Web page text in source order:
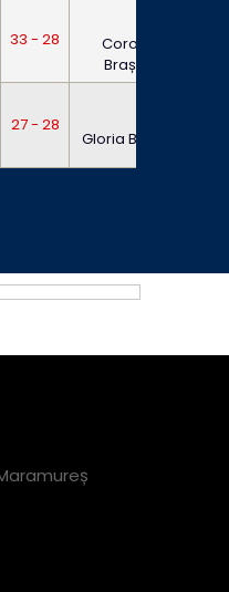
33 - 28
Corona
Brașov
27 - 28
Gloria Bistrița